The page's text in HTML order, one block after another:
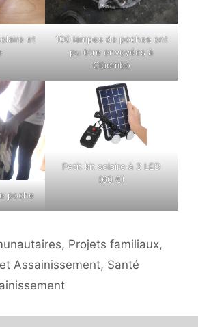
et
100 lampes de poches ont
pu être envoyées à
Cibombo
poche
Petit kit solaire à 3 LED
(60 €)
, Projets familiaux,
Assainissement, Santé